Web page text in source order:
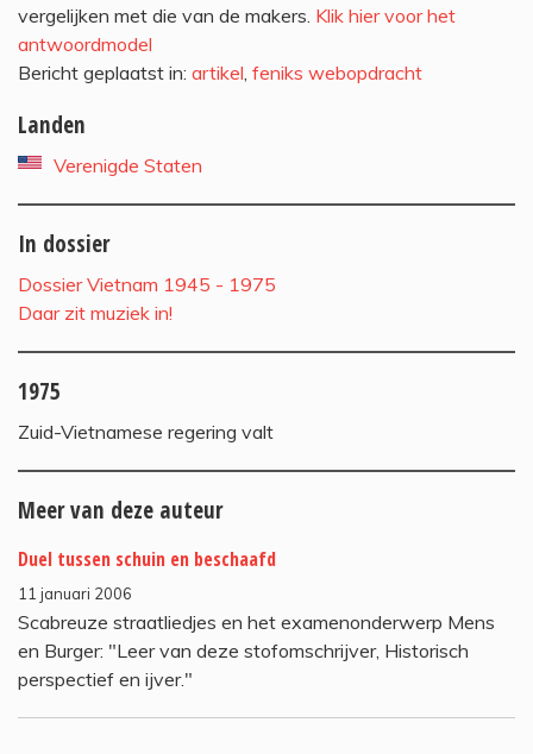
vergelijken met die van de makers. Klik hier voor het
antwoordmodel
Bericht geplaatst in: artikel, feniks webopdracht
Landen
Verenigde Staten
In dossier
Dossier Vietnam 1945 - 1975
Daar zit muziek in!
1975
Zuid-Vietnamese regering valt
Meer van deze auteur
Duel tussen schuin en beschaafd
11 januari 2006
Scabreuze straatliedjes en het examenonderwerp Mens
en Burger: "Leer van deze stofomschrijver, Historisch
perspectief en ijver."